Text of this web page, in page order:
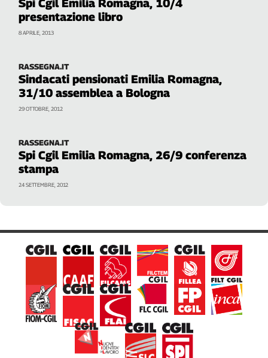
Rubriche
Collettiva
Talk
settimana
Collettiva
Girasoli
Economica
Tech
Easy
Idea
Diffusa
trasmissioni
Spi Cgil Emilia Romagna, 10/4
presentazione libro
8 APRILE, 2013
RASSEGNA.IT
Sindacati pensionati Emilia Romagna,
31/10 assemblea a Bologna
29 OTTOBRE, 2012
RASSEGNA.IT
Spi Cgil Emilia Romagna, 26/9 conferenza
stampa
24 SETTEMBRE, 2012